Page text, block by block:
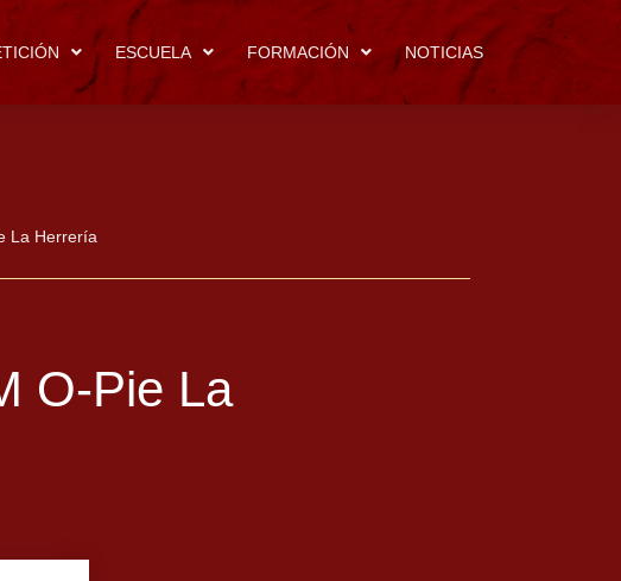
ESCUELA FORMACIÓN NOTICIAS
La Herrería
O-Pie La